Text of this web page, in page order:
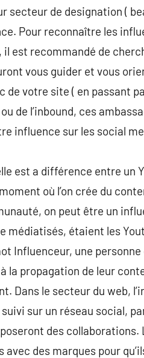
secteur de designation (
Pour reconnaître les
il est recommandé de
vous guider et vous
de votre site ( en passant
de l’inbound, ces
influence sur les social
est a différence entre un
où l’on crée du
on peut être un
étaient les
Influenceur, une
la propagation de leur
Dans le secteur du web,
sur un réseau social,
des
avec des marques pour